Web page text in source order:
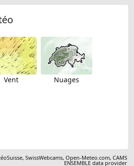
Vent Nuages
,SwissWebcams,Open-Meteo.com,CAMS
ENSEMBLE data provider